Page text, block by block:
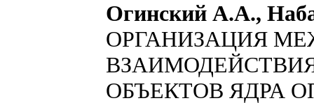
Огинский А.А.,
ОРГАНИЗАЦИЯ
ОБЪЕКТОВ ЯДРА